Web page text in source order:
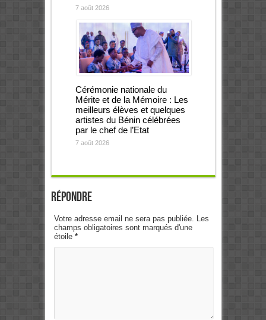
7 août 2026
Cérémonie nationale du
Mérite et de la Mémoire : Les
meilleurs élèves et quelques
artistes du Bénin célébrées
par le chef de l’Etat
7 août 2026
Répondre
Votre adresse email ne sera pas publiée. Les
champs obligatoires sont marqués d'une
étoile *